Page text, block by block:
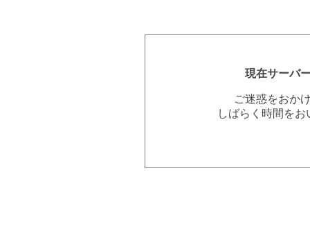
現在サーバ
ご迷惑をおか
しばらく時間を